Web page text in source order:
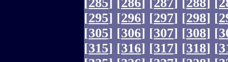
[295] [296] [297] [298] [
[305] [306] [307] [308] [
[315] [316] [317] [318] [